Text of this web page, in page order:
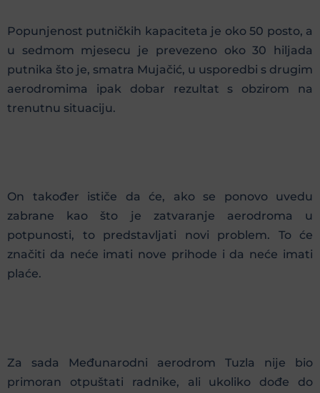
Popunjenost putničkih kapaciteta je oko 50 posto, a
u sedmom mjesecu je prevezeno oko 30 hiljada
putnika što je, smatra Mujačić, u usporedbi s drugim
aerodromima ipak dobar rezultat s obzirom na
trenutnu situaciju.
On također ističe da će, ako se ponovo uvedu
zabrane kao što je zatvaranje aerodroma u
potpunosti, to predstavljati novi problem. To će
značiti da neće imati nove prihode i da neće imati
plaće.
Za sada Međunarodni aerodrom Tuzla nije bio
primoran otpuštati radnike, ali ukoliko dođe do